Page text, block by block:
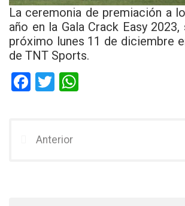
La ceremonia de premiación a
año en la Gala Crack Easy
próximo lunes 11 de diciembre
de TNT Sports.
F
b
T
er
Anterior